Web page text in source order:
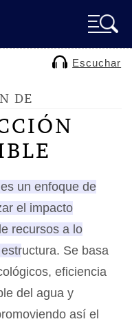
Escuchar
DE
es un enfoque de
el impacto
recursos a lo
. Se basa
eficiencia
del agua y
así el